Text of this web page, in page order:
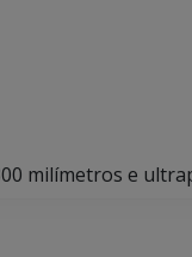
milímetros e